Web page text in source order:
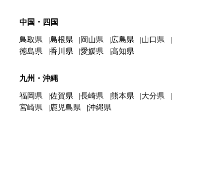
中国・四国
鳥取県 島根県 岡山県 広島県
山口県
徳島県
香川県 愛媛県 高知県
九州・沖縄
福岡県 佐賀県 長崎県 熊本県
大分県
宮崎県
鹿児島県 沖縄県